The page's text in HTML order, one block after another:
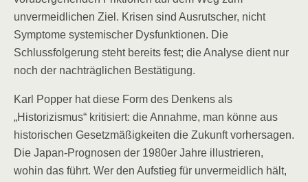
unvermeidlichen Ziel. Krisen sind Ausrutscher, nicht
Symptome systemischer Dysfunktionen. Die
Schlussfolgerung steht bereits fest; die Analyse dient nur
noch der nachträglichen Bestätigung.
Karl Popper hat diese Form des Denkens als
„Historizismus“ kritisiert: die Annahme, man könne aus
historischen Gesetzmäßigkeiten die Zukunft vorhersagen.
Die Japan-Prognosen der 1980er Jahre illustrieren,
wohin das führt. Wer den Aufstieg für unvermeidlich hält,